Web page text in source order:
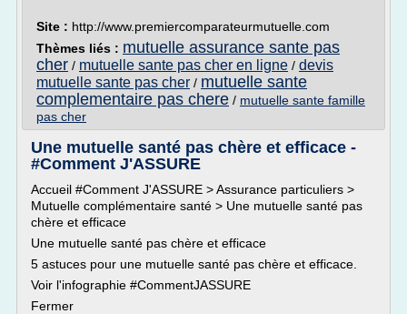
Site : http://www.premiercomparateurmutuelle.com
Thèmes liés : mutuelle assurance sante pas
cher / mutuelle sante pas cher en ligne / devis
mutuelle sante pas cher / mutuelle sante
complementaire pas chere / mutuelle sante famille
pas cher
Une mutuelle santé pas chère et efficace -
#Comment J'ASSURE
Accueil #Comment J'ASSURE > Assurance particuliers >
Mutuelle complémentaire santé > Une mutuelle santé pas
chère et efficace
Une mutuelle santé pas chère et efficace
5 astuces pour une mutuelle santé pas chère et efficace.
Voir l'infographie #CommentJASSURE
Fermer